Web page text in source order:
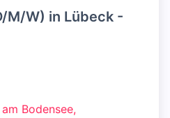
M/W) in Lübeck -
Bodensee,